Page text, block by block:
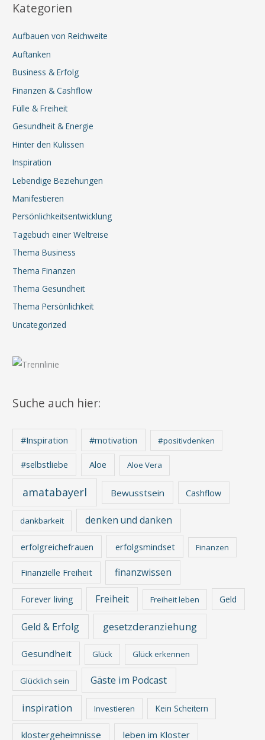
Kategorien
Aufbauen von Reichweite
Auftanken
Business & Erfolg
Finanzen & Cashflow
Fülle & Freiheit
Gesundheit & Energie
Hinter den Kulissen
Inspiration
Lebendige Beziehungen
Manifestieren
Persönlichkeitsentwicklung
Tagebuch einer Weltreise
Thema Business
Thema Finanzen
Thema Gesundheit
Thema Persönlichkeit
Uncategorized
Suche auch hier:
#Inspiration #motivation #positivdenken
#selbstliebe Aloe Aloe Vera
amatabayerl Bewusstsein Cashflow
dankbarkeit denken und danken
erfolgreichefrauen erfolgsmindset Finanzen
Finanzielle Freiheit finanzwissen
Forever living Freiheit Freiheit leben Geld
Geld & Erfolg gesetzderanziehung
Gesundheit Glück Glück erkennen
Glücklich sein Gäste im Podcast
inspiration Investieren Kein Scheitern
klostergeheimnisse leben im Kloster